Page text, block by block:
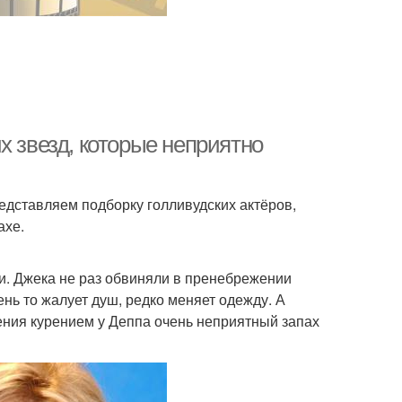
звезд, которые неприятно
подборку голливудских актёров,
Джека не раз обвиняли в пренебрежении
то жалует душ, редко меняет одежду. А
курением у Деппа очень неприятный запах